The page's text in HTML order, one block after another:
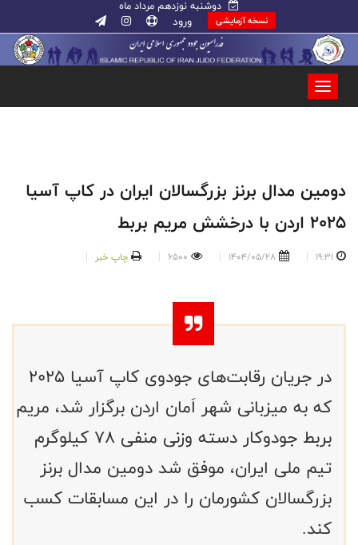
دوشنبه نوزدهم مرداد ماه
نسخه آزمایشی ورود
دومین مدال برنز بزرگسالان ایران در کاپ آسیا
۲۰۲۵ اردن با درخشش مریم بربط
19:31
1404/05/28
6500 چاپ خبر
در جریان رقابت‌های جودوی کاپ آسیا ۲۰۲۵
که به میزبانی شهر اَمان اردن برگزار شد، مریم
بربط جودوکار دسته‌ وزنی منفی ۷۸ کیلوگرم
تیم ملی ایران، موفق شد دومین مدال برنز
بزرگسالان کشورمان را در این مسابقات کسب
کند.